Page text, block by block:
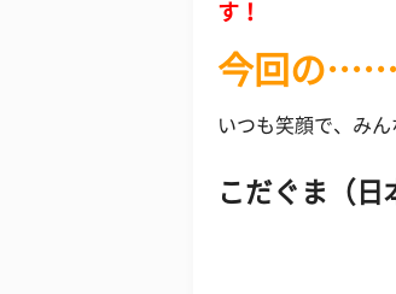
す！
今回の……
いつも笑顔で、み
こだぐま（日